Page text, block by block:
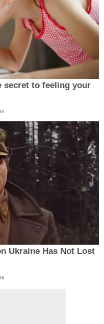
secret to feeling your
Ukraine Has Not Lost